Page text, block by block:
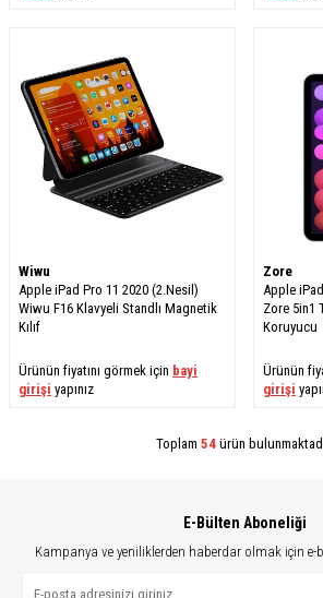
Wiwu
Apple iPad Pro 11 2020 (2.Nesil)
Wiwu F16 Klavyeli Standlı Magnetik
Kılıf
Ürünün fiyatını görmek için bayi
girişi yapınız
Zore
Apple
Zore 5in1
Koruyucu
Ürünün
girişi
Toplam 54 ürün
E-Bülten Aboneliği
Kampanya ve yeniliklerden haberdar olmak için